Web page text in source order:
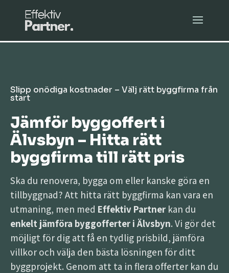
Slipp onödiga kostnader – Välj rätt byggfirma från
start
Jämför byggoffert i
Älvsbyn – Hitta rätt
byggfirma till rätt pris
Ska du renovera, bygga om eller kanske göra en
tillbyggnad? Att hitta rätt byggfirma kan vara en
utmaning, men med Effektiv Partner kan du
enkelt jämföra byggofferter i Älvsbyn. Vi gör det
möjligt för dig att få en tydlig prisbild, jämföra
villkor och välja den bästa lösningen för ditt
byggprojekt. Genom att ta in flera offerter kan du